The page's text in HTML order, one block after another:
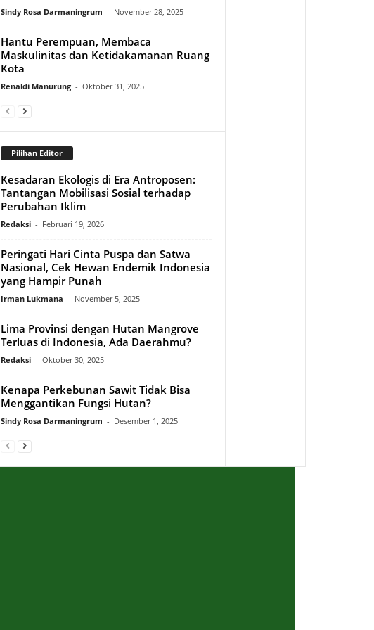
Sindy Rosa Darmaningrum - November 28, 2025
Hantu Perempuan, Membaca
Maskulinitas dan Ketidakamanan Ruang
Kota
Renaldi Manurung - Oktober 31, 2025
Pilihan Editor
Kesadaran Ekologis di Era Antroposen:
Tantangan Mobilisasi Sosial terhadap
Perubahan Iklim
Redaksi - Februari 19, 2026
Peringati Hari Cinta Puspa dan Satwa
Nasional, Cek Hewan Endemik Indonesia
yang Hampir Punah
Irman Lukmana - November 5, 2025
Lima Provinsi dengan Hutan Mangrove
Terluas di Indonesia, Ada Daerahmu?
Redaksi - Oktober 30, 2025
Kenapa Perkebunan Sawit Tidak Bisa
Menggantikan Fungsi Hutan?
Sindy Rosa Darmaningrum - Desember 1, 2025